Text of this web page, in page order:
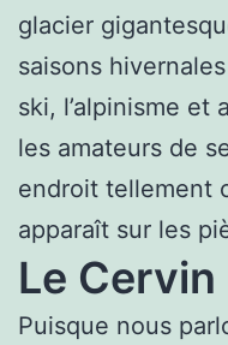
glacier
saisons
ski, l’alpinisme et
les amateurs de
endroit tellement
apparaît sur les
Le Cervin
Puisque nous